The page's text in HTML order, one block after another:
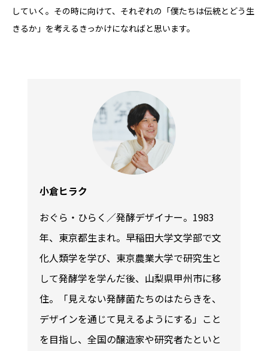
していく。その時に向けて、それぞれの「僕たちは伝統とどう生
きるか」を考えるきっかけになればと思います。
小倉ヒラク
おぐら・ひらく／発酵デザイナー。1983
年、東京都生まれ。早稲田大学文学部で文
化人類学を学び、東京農業大学で研究生と
して発酵学を学んだ後、山梨県甲州市に移
住。「見えない発酵菌たちのはたらきを、
デザインを通じて見えるようにする」こと
を目指し、全国の醸造家や研究者たといと